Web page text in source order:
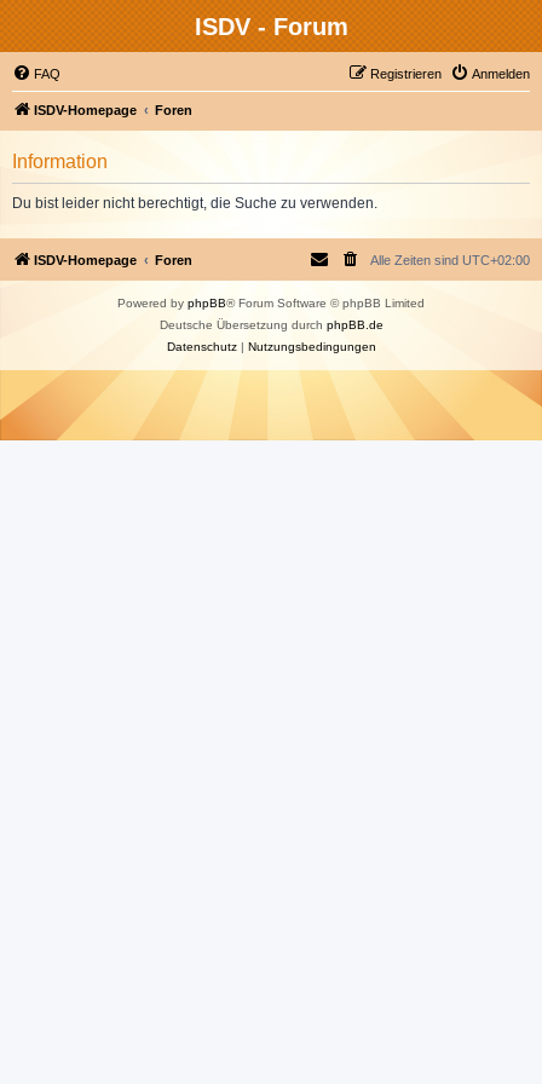
ISDV - Forum
FAQ Anmelden
Registrieren
ISDV-Homepage Foren
Information
Du bist leider nicht berechtigt, die Suche zu verwenden.
ISDV-Homepage Foren Alle Zeiten sind UTC+02:00
Powered by phpBB® Forum Software © phpBB Limited
Deutsche Übersetzung durch phpBB.de
Datenschutz| Nutzungsbedingungen